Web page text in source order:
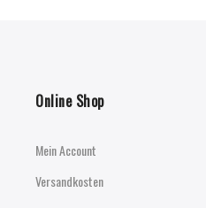
Online Shop
Mein Account
Versandkosten